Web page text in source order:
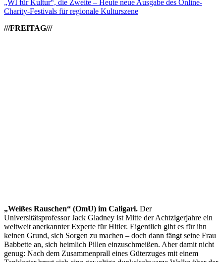
„WI für Kultur“, die Zweite – Heute neue Ausgabe des Online-
Charity-Festivals für regionale Kulturszene
///FREITAG///
„Weißes Rauschen“ (OmU) im Caligari. Der
Universitätsprofessor Jack Gladney ist Mitte der Achtzigerjahre ein
weltweit anerkannter Experte für Hitler. Eigentlich gibt es für ihn
keinen Grund, sich Sorgen zu machen – doch dann fängt seine Frau
Babbette an, sich heimlich Pillen einzuschmeißen. Aber damit nicht
genug: Nach dem Zusammenprall eines Güterzuges mit einem